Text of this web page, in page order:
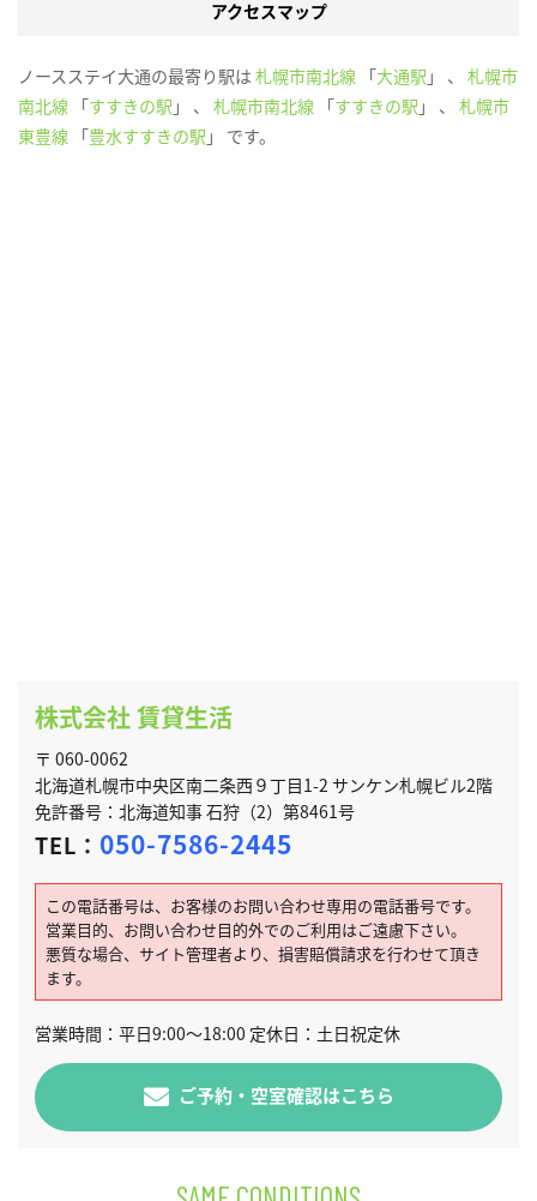
アクセスマップ
ノースステイ大通の最寄り駅は 札幌市南北線 「大通駅 」 、 札幌市
南北線 「すすきの駅 」 、 札幌市南北線 「すすきの駅 」 、 札幌市
東豊線 「豊水すすきの駅 」 です。
株式会社 賃貸生活
〒 060-0062
北海道札幌市中央区南二条西９丁目1-2 サンケン札幌ビル2階
免許番号：北海道知事 石狩（2）第8461号
TEL： 050-7586-2445
この電話番号は、お客様のお問い合わせ専用の電話番号です。
営業目的、お問い合わせ目的外でのご利用はご遠慮下さい。
悪質な場合、サイト管理者より、損害賠償請求を行わせて頂き
ます。
営業時間：平日9:00～18:00 定休日：土日祝定休
ご予約・空室確認はこちら